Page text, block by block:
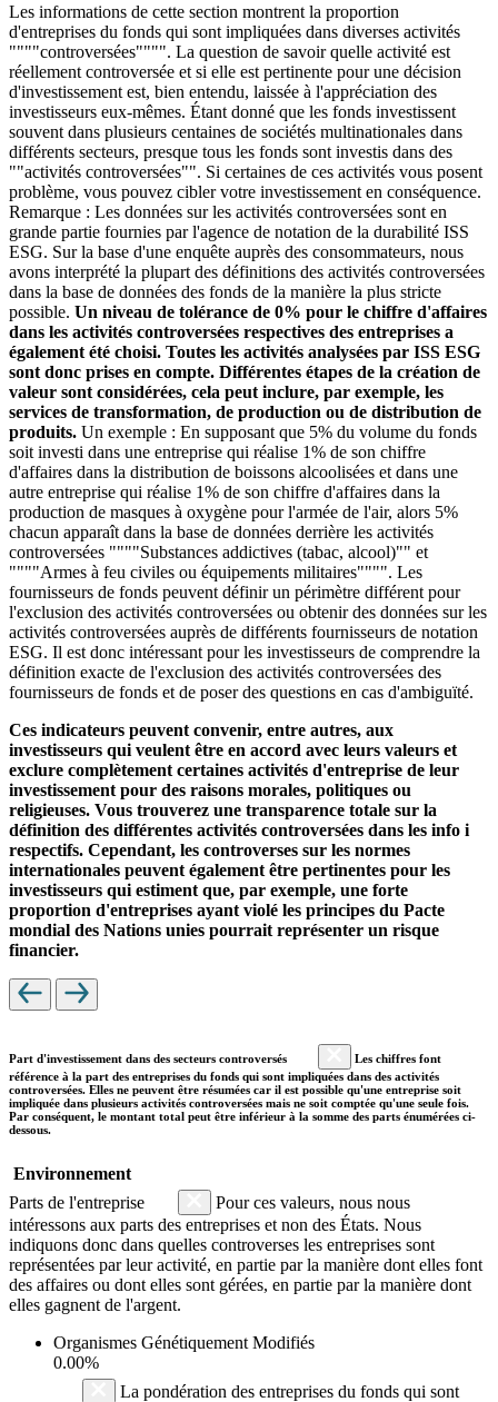
Les informations de cette section montrent la proportion
d'entreprises du fonds qui sont impliquées dans diverses activités
""""controversées"""". La question de savoir quelle activité est
réellement controversée et si elle est pertinente pour une décision
d'investissement est, bien entendu, laissée à l'appréciation des
investisseurs eux-mêmes. Étant donné que les fonds investissent
souvent dans plusieurs centaines de sociétés multinationales dans
différents secteurs, presque tous les fonds sont investis dans des
""activités controversées"". Si certaines de ces activités vous posent
problème, vous pouvez cibler votre investissement en conséquence.
Remarque : Les données sur les activités controversées sont en
grande partie fournies par l'agence de notation de la durabilité ISS
ESG. Sur la base d'une enquête auprès des consommateurs, nous
avons interprété la plupart des définitions des activités controversées
dans la base de données des fonds de la manière la plus stricte
possible. Un niveau de tolérance de 0% pour le chiffre d'affaires
dans les activités controversées respectives des entreprises a
également été choisi. Toutes les activités analysées par ISS ESG
sont donc prises en compte. Différentes étapes de la création de
valeur sont considérées, cela peut inclure, par exemple, les
services de transformation, de production ou de distribution de
produits. Un exemple : En supposant que 5% du volume du fonds
soit investi dans une entreprise qui réalise 1% de son chiffre
d'affaires dans la distribution de boissons alcoolisées et dans une
autre entreprise qui réalise 1% de son chiffre d'affaires dans la
production de masques à oxygène pour l'armée de l'air, alors 5%
chacun apparaît dans la base de données derrière les activités
controversées """"Substances addictives (tabac, alcool)"" et
""""Armes à feu civiles ou équipements militaires"""". Les
fournisseurs de fonds peuvent définir un périmètre différent pour
l'exclusion des activités controversées ou obtenir des données sur les
activités controversées auprès de différents fournisseurs de notation
ESG. Il est donc intéressant pour les investisseurs de comprendre la
définition exacte de l'exclusion des activités controversées des
fournisseurs de fonds et de poser des questions en cas d'ambiguïté.
Ces indicateurs peuvent convenir, entre autres, aux
investisseurs qui veulent être en accord avec leurs valeurs et
exclure complètement certaines activités d'entreprise de leur
investissement pour des raisons morales, politiques ou
religieuses. Vous trouverez une transparence totale sur la
définition des différentes activités controversées dans les info i
respectifs. Cependant, les controverses sur les normes
internationales peuvent également être pertinentes pour les
investisseurs qui estiment que, par exemple, une forte
proportion d'entreprises ayant violé les principes du Pacte
mondial des Nations unies pourrait représenter un risque
financier.
Part d'investissement dans des secteurs controversés
Les chiffres font
référence à la part des entreprises du fonds qui sont impliquées dans des activités
controversées. Elles ne peuvent être résumées car il est possible qu'une entreprise soit
impliquée dans plusieurs activités controversées mais ne soit comptée qu'une seule fois.
Par conséquent, le montant total peut être inférieur à la somme des parts énumérées ci-
dessous.
Environnement
Parts de l'entreprise
Pour ces valeurs, nous nous
intéressons aux parts des entreprises et non des États. Nous
indiquons donc dans quelles controverses les entreprises sont
représentées par leur activité, en partie par la manière dont elles font
des affaires ou dont elles sont gérées, en partie par la manière dont
elles gagnent de l'argent.
Organismes Génétiquement Modifiés
0.00%
La pondération des entreprises du fonds qui sont